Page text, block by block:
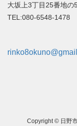
大坂上3丁目25番地の
TEL:080-6548-1478
Copyright © 日野